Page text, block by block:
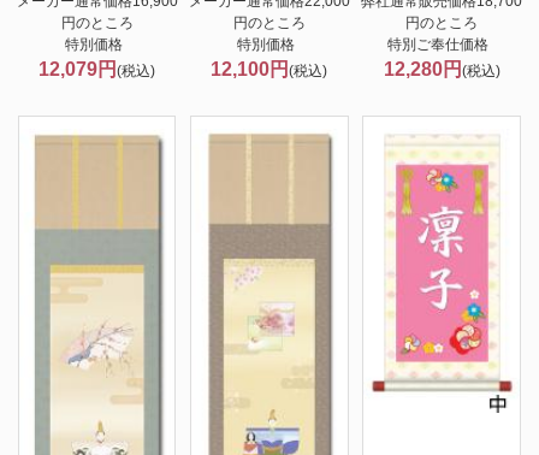
円のところ
特別価格
12,079円(税込)
円のところ
特別価格
12,100円(税込)
円のところ
特別ご奉仕価格
12,280円 (税込)